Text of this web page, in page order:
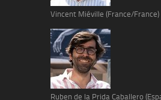
Vincent Miéville (France/France)
Ruben de la Prida Caballero